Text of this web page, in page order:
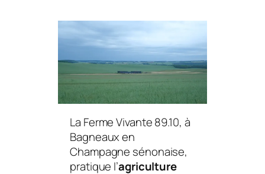
La Ferme Vivante 89.10, à
Bagneaux en
Champagne sénonaise,
pratique l’agriculture